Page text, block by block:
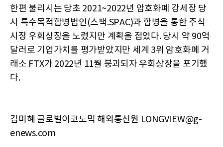
한편 불리시는 당초 2021~2022년 암호화폐 강세장 당
시 특수목적합병법인(스팩.SPAC)과 합병을 통한 주식
시장 우회상장을 노렸지만 계획을 접었다. 당시 약 90억
달러로 기업가치를 평가받았지만 세계 3위 암호화폐 거
래소 FTX가 2022년 11월 붕괴되자 우회상장을 포기했
다.
김미혜 글로벌이코노믹 해외통신원 LONGVIEW@g-
enews.com